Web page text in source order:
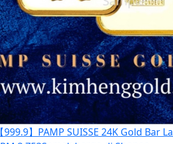
【999.9】PAMP SUISSE 24K Gold Bar